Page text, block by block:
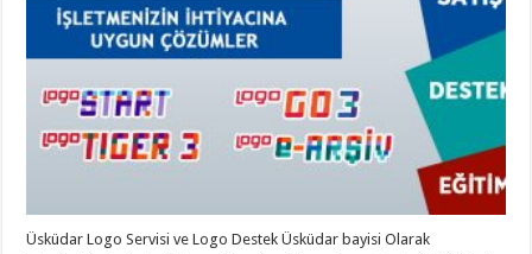
Üsküdar Logo Servisi ve Logo Destek Üsküdar bayisi Olarak